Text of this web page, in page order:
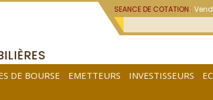
SEANCE DE COTATION :
DE BOURSE EMETTEURS INVESTISSEURS